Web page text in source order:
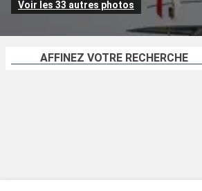
Voir les 33 autres photos
AFFINEZ VOTRE RECHERCHE